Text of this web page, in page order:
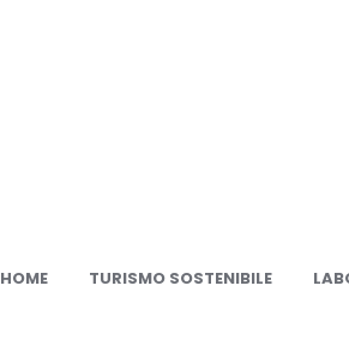
HOME TURISMO SOSTENIBILE